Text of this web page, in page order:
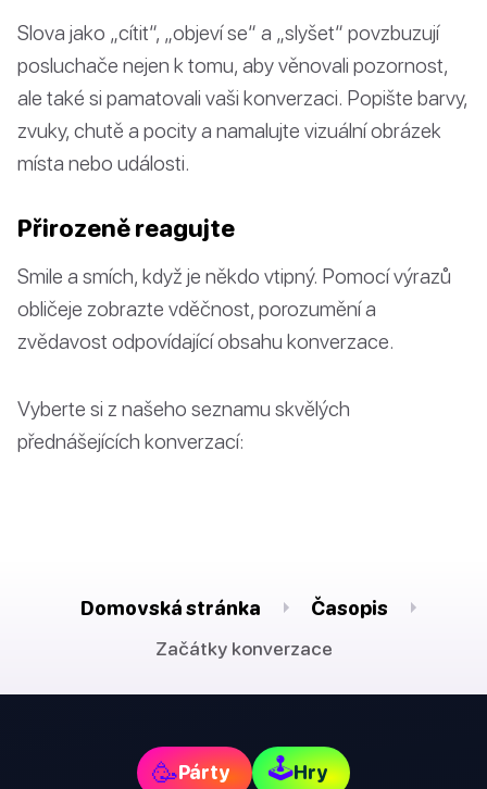
Slova jako „cítit“, „objeví se“ a „slyšet“ povzbuzují
posluchače nejen k tomu, aby věnovali pozornost,
ale také si pamatovali vaši konverzaci. Popište barvy,
zvuky, chutě a pocity a namalujte vizuální obrázek
místa nebo události.
Přirozeně reagujte
Smile a smích, když je někdo vtipný. Pomocí výrazů
obličeje zobrazte vděčnost, porozumění a
zvědavost odpovídající obsahu konverzace.
Vyberte si z našeho seznamu skvělých
přednášejících konverzací:
Domovská stránka
Časopis
Začátky konverzace
🥳Párty 🕹Hry